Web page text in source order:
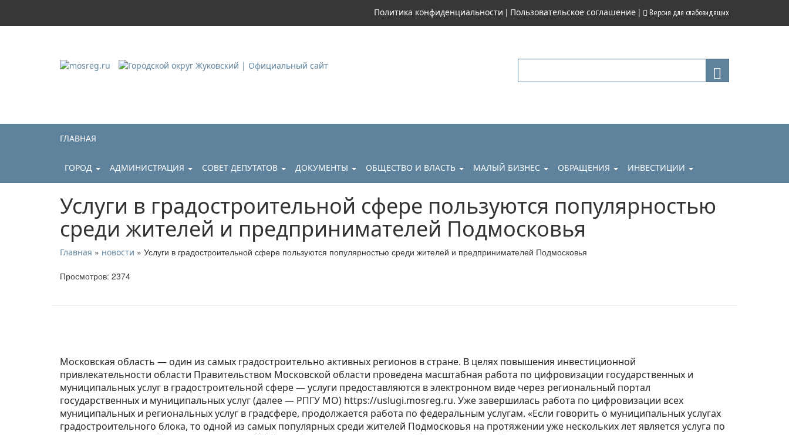
Политика конфиденциальности | Пользовательское соглашение | Версия для слабовидящих
ГЛАВНАЯ
ГОРОД АДМИНИСТРАЦИЯ СОВЕТ ДЕПУТАТОВ ДОКУМЕНТЫ ОБЩЕСТВО И ВЛАСТЬ МАЛЫЙ БИЗНЕС ОБРАЩЕНИЯ ИНВЕСТИЦИИ
Услуги в градостроительной сфере пользуются популярностью
среди жителей и предпринимателей Подмосковья
Главная » новости » Услуги в градостроительной сфере пользуются популярностью среди жителей и предпринимателей Подмосковья
Просмотров: 2374
Московская область — один из самых градостроительно активных регионов в стране. В целях повышения инвестиционной
привлекательности области Правительством Московской области проведена масштабная работа по цифровизации государственных и
муниципальных услуг в градостроительной сфере — услуги предоставляются в электронном виде через региональный портал
государственных и муниципальных услуг (далее — РПГУ МО) https://uslugi.mosreg.ru. Уже завершилась работа по цифровизации всех
муниципальных и региональных услуг в градсфере, продолжается работа по федеральным услугам. «Если говорить о муниципальных услугах
градостроительного блока, то одной из самых популярных среди жителей Подмосковья на протяжении уже нескольких лет является услуга по